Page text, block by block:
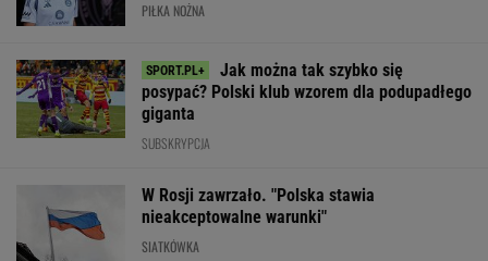
PIŁKA NOŻNA
Jak można tak szybko się
posypać? Polski klub wzorem dla podupadłego
giganta
SUBSKRYPCJA
W Rosji zawrzało. "Polska stawia
nieakceptowalne warunki"
SIATKÓWKA